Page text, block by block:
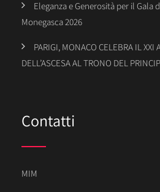
Eleganza e Generosità per il Gala
Monegasca 2026
PARIGI, MONACO CELEBRA IL XXI
DELL’ASCESA AL TRONO DEL
Contatti
MIM